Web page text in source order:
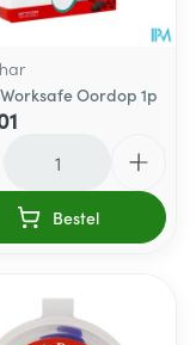
Oordop 1p
Bestel